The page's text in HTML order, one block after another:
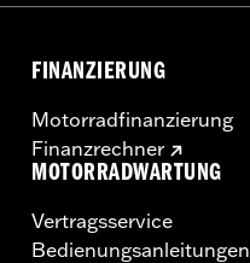
FINANZIERUNG
Motorradfinanzierung
Finanzrechner
MOTORRADWARTUNG
Vertragsservice
Bedienungsanleitungen